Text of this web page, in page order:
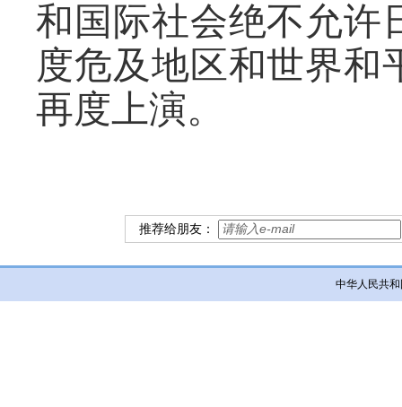
和国际社会绝不允许
度危及地区和世界和
再度上演。
推荐给朋友：
中华人民共